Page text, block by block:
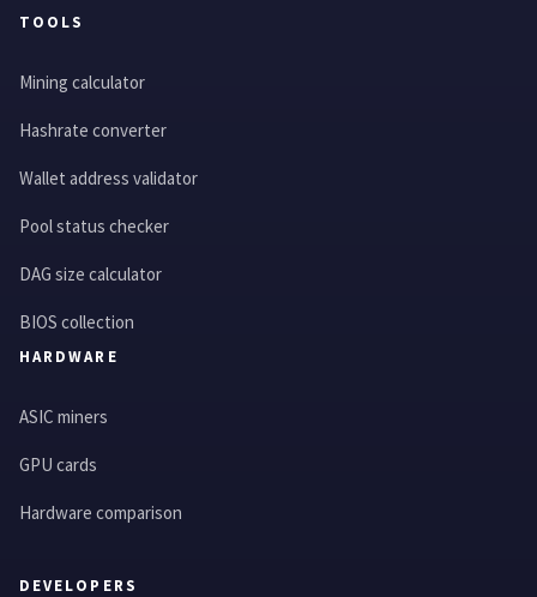
TOOLS
Mining calculator
Hashrate converter
Wallet address validator
Pool status checker
DAG size calculator
BIOS collection
HARDWARE
ASIC miners
GPU cards
Hardware comparison
DEVELOPERS